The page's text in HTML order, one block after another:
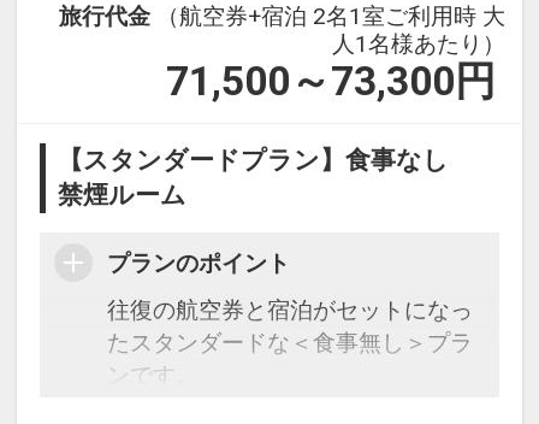
旅行代金
（航空券+宿泊 2名1室ご利用時 大
人1名様あたり）
71,500～73,300 円
【スタンダードプラン】食事なし
禁煙ルーム
プランのポイント
往復の航空券と宿泊がセットになっ
たスタンダードな＜食事無し＞プラ
ンです。